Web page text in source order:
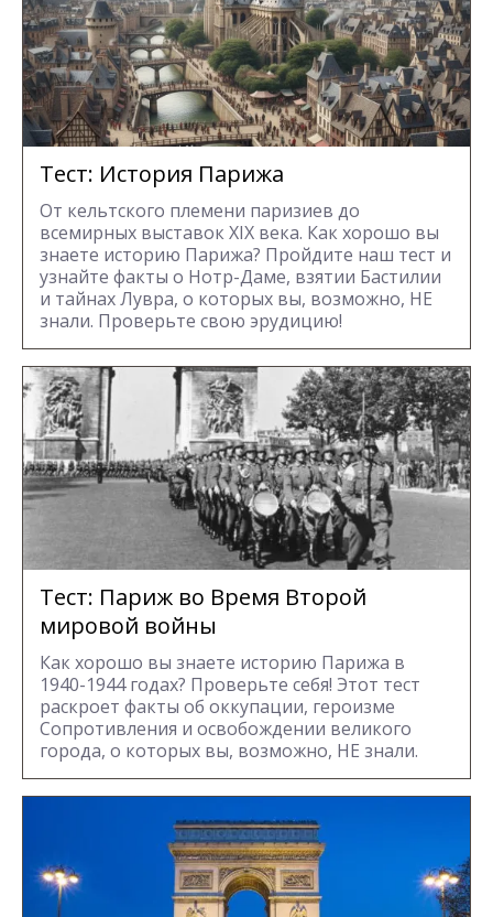
Тест: История Парижа
От кельтского племени паризиев до
всемирных выставок XIX века. Как хорошо вы
знаете историю Парижа? Пройдите наш тест и
узнайте факты о Нотр-Даме, взятии Бастилии
и тайнах Лувра, о которых вы, возможно, НЕ
знали. Проверьте свою эрудицию!
Тест: Париж во Время Второй
мировой войны
Как хорошо вы знаете историю Парижа в
1940-1944 годах? Проверьте себя! Этот тест
раскроет факты об оккупации, героизме
Сопротивления и освобождении великого
города, о которых вы, возможно, НЕ знали.